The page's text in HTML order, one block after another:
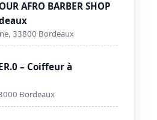
AFRO BARBER SHOP
33800 Bordeaux
– Coiffeur à
Bordeaux